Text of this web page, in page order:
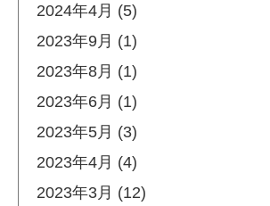
2024年4月 (5)
2023年9月 (1)
2023年8月 (1)
2023年6月 (1)
2023年5月 (3)
2023年4月 (4)
2023年3月 (12)